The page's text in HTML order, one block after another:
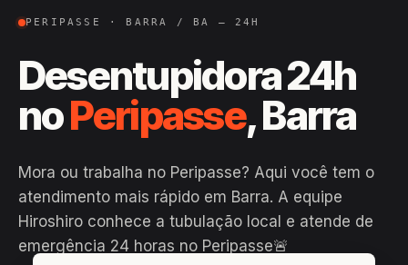
PERIPASSE · BARRA / BA — 24H
Desentupidora 24h
noPeripasse, Barra
Mora ou trabalha no Peripasse? Aqui você tem o
atendimento mais rápido em Barra. A equipe
Hiroshiro conhece a tubulação local e atende de
emergência 24 horas no Peripasse🚨